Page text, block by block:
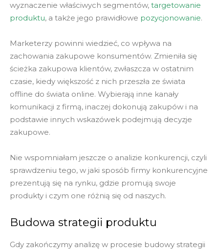
wyznaczenie właściwych segmentów, targetowanie
produktu, a także jego prawidłowe pozycjonowanie.
Marketerzy powinni wiedzieć, co wpływa na
zachowania zakupowe konsumentów. Zmieniła się
ścieżka zakupowa klientów, zwłaszcza w ostatnim
czasie, kiedy większość z nich przeszła ze świata
offline do świata online. Wybierają inne kanały
komunikacji z firmą, inaczej dokonują zakupów i na
podstawie innych wskazówek podejmują decyzje
zakupowe.
Nie wspomniałam jeszcze o analizie konkurencji, czyli
sprawdzeniu tego, w jaki sposób firmy konkurencyjne
prezentują się na rynku, gdzie promują swoje
produkty i czym one różnią się od naszych.
Budowa strategii produktu
Gdy zakończymy analizę w procesie budowy strategii